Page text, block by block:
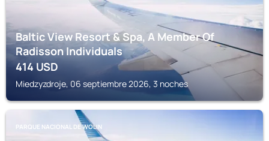
Baltic View Resort & Spa, A Member Of
Radisson Individuals
414USD
Miedzyzdroje, 06 septiembre 2026, 3 noches
PARQUE NACIONAL DE WOLIN